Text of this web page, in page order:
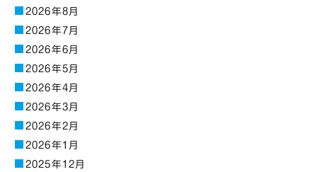
2026年8月
2026年7月
2026年6月
2026年5月
2026年4月
2026年3月
2026年2月
2026年1月
2025年12月